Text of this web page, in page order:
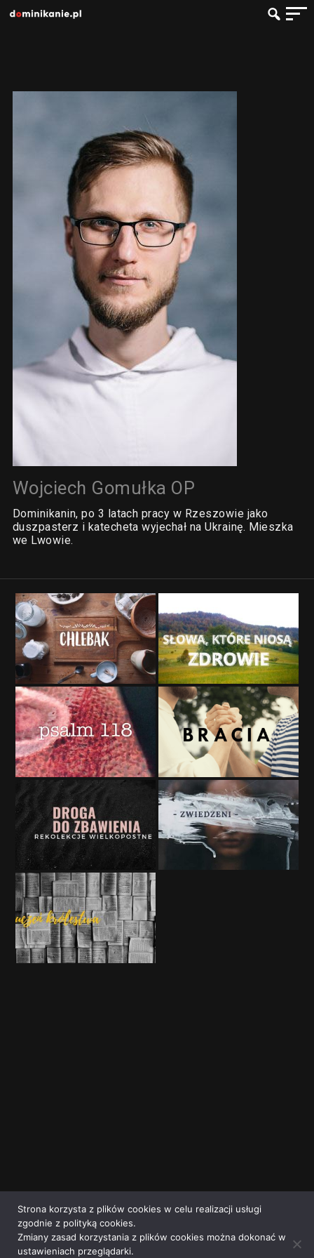
Wojciech Gomułka OP
Dominikanin, po 3 latach pracy w Rzeszowie jako
duszpasterz i katecheta wyjechał na Ukrainę. Mieszka
we Lwowie.
Strona korzysta z plików cookies w celu realizacji usługi
zgodnie z polityką cookies.
Zmiany zasad korzystania z plików cookies można dokonać w
ustawieniach przeglądarki.